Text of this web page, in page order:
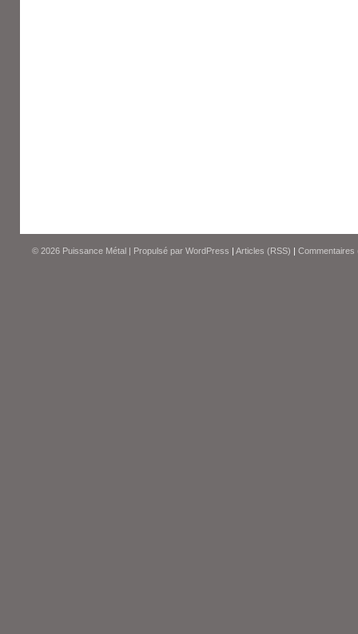
© 2026 Puissance Métal | Propulsé par WordPress | Articles (RSS) | Commentaires